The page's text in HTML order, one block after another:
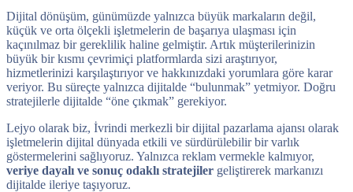
Dijital dönüşüm, günümüzde yalnızca büyük markaların değil,
küçük ve orta ölçekli işletmelerin de başarıya ulaşması için
kaçınılmaz bir gereklilik haline gelmiştir. Artık müşterilerinizin
büyük bir kısmı çevrimiçi platformlarda sizi araştırıyor,
hizmetlerinizi karşılaştırıyor ve hakkınızdaki yorumlara göre karar
veriyor. Bu süreçte yalnızca dijitalde “bulunmak” yetmiyor. Doğru
stratejilerle dijitalde “öne çıkmak” gerekiyor.
Lejyo olarak biz, İvrindi merkezli bir dijital pazarlama ajansı olarak
işletmelerin dijital dünyada etkili ve sürdürülebilir bir varlık
göstermelerini sağlıyoruz. Yalnızca reklam vermekle kalmıyor,
veriye dayalı ve sonuç odaklı stratejiler geliştirerek markanızı
dijitalde ileriye taşıyoruz.